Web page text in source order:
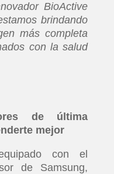
BioActive
brindando
más completa
con la salud
de última
mejor
con el
de Samsung,